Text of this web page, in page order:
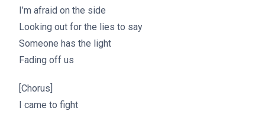
I’m afraid on the side
Looking out for the lies to say
Someone has the light
Fading off us
[Chorus]
I came to fight